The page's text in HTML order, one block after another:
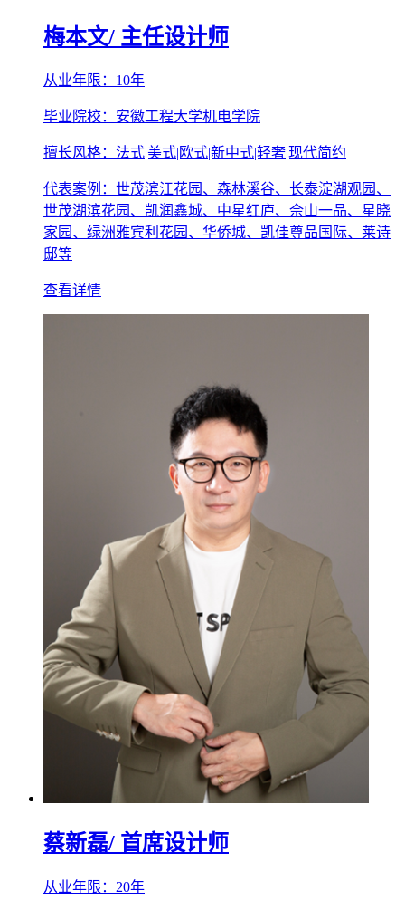
梅本文/ 主任设计师
从业年限：10年
毕业院校：安徽工程大学机电学院
擅长风格：法式|美式|欧式|新中式|轻奢|现代简约
代表案例：世茂滨江花园、森林溪谷、长泰淀湖观园、
世茂湖滨花园、凯润鑫城、中星红庐、佘山一品、星晓
家园、绿洲雅宾利花园、华侨城、凯佳尊品国际、莱诗
邸等
查看详情
蔡新磊/ 首席设计师
从业年限：20年